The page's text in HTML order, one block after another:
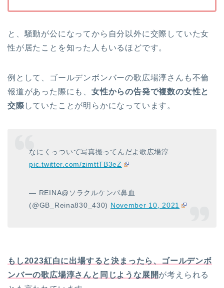
と、騒動が公になってから自分以外に交際していた女
性が居たことを知った人もいるほどです。
例として、ゴールデンボンバーの歌広場淳さんも不倫
報道があった際にも、 女性からの告発で複数の女性と
交際 していたことが明らかになっています。
なにくっついて写真撮ってんだよ歌広場淳
pic.twitter.com/zimttTB3eZ
— REINA@ソラクルケンパ鼻血
(@GB_Reina830_430) November 10, 2021
もし2023紅白に出場すると決まったら、ゴールデンボ
ンバーの歌広場淳さんと同じような展開が考えられる